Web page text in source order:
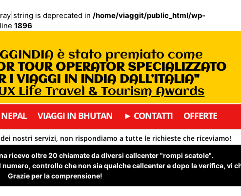
is deprecated in /home/viaggit/public_html/wp-
1896
è stato premiato come
TOUR OPERATOR SPECIALIZZATO
I VIAGGI IN INDIA DALL’ITALIA"
Life Travel & Tourism Awards
VIAGGI IN BHUTAN ► CONTATTI OFFERTE
nostri servizi, non rispondiamo a tutte le richieste che riceviamo!
ricevo oltre 20 chiamate da diversi callcenter "rompi scatole".
controllo che non sia qualche callcenter e dopo la verifica, vi
Grazie per la comprensione!